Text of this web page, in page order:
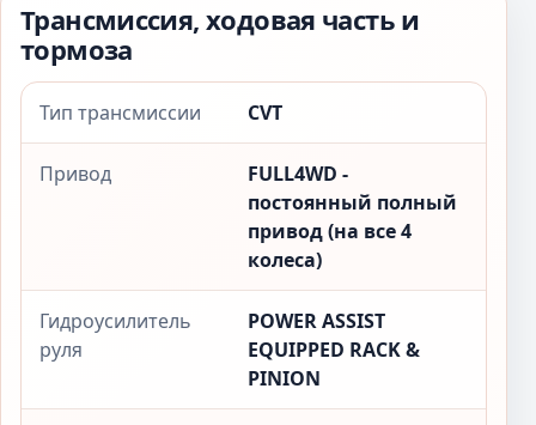
Трансмиссия, ходовая часть и
тормоза
Тип трансмиссии CVT
Привод
FULL4WD -
постоянный полный
привод (на все 4
колеса)
Гидроусилитель
руля
POWER ASSIST
EQUIPPED RACK &
PINION